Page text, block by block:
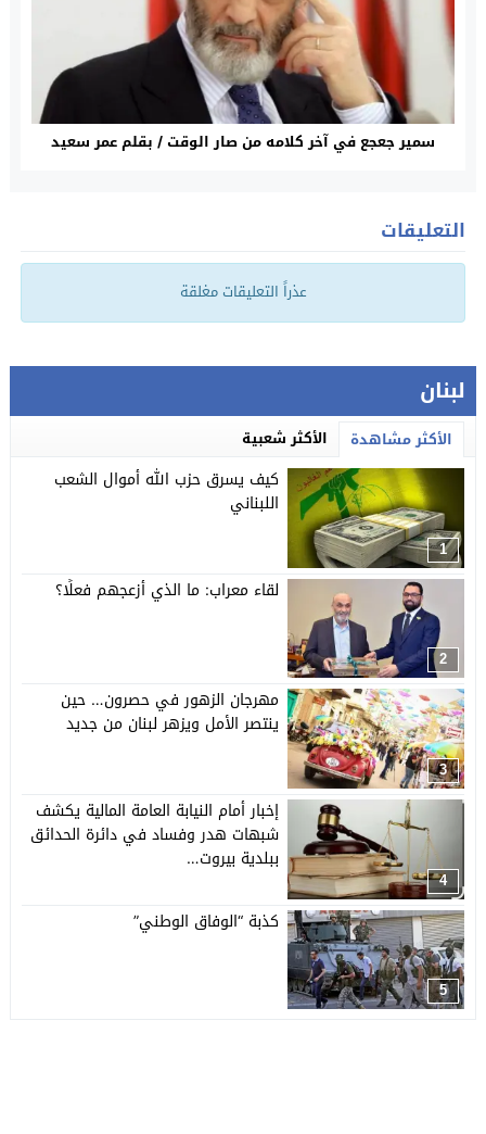
سمير جعجع في آخر كلامه من صار الوقت / بقلم عمر سعيد
التعليقات
عذراً التعليقات مغلقة
لبنان
الأكثر مشاهدة الأكثر شعبية
1
كيف يسرق حزب الله أموال الشعب
اللبناني
2
لقاء معراب: ما الذي أزعجهم فعلًا؟
3
مهرجان الزهور في حصرون… حين
ينتصر الأمل ويزهر لبنان من جديد
4
إخبار أمام النيابة العامة المالية يكشف
شبهات هدر وفساد في دائرة الحدائق
ببلدية بيروت…
5
كذبة “الوفاق الوطني”